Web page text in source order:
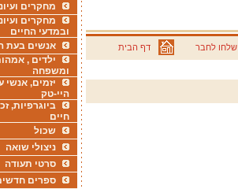
שלחו לחבר דף הבית
מחקרים
מחקרים
ובמדעי החיים
אנשים בעת
ילדים ,
ומשפחה
יזמים, אנשי
היי-טק
ביוגרפיות,
חיים
שכול
ניצולי שואה
סרטי תעודה
ספרים